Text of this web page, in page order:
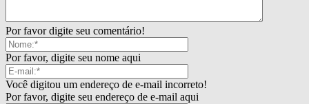
Por favor digite seu comentário!
Por favor, digite seu nome aqui
Você digitou um endereço de e-mail incorreto!
Por favor, digite seu endereço de e-mail aqui